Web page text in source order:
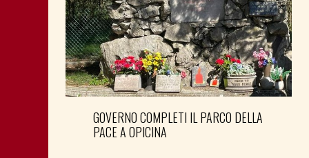
GOVERNO COMPLETI IL PARCO DELLA
PACE A OPICINA